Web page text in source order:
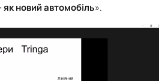
новий автомобіль».